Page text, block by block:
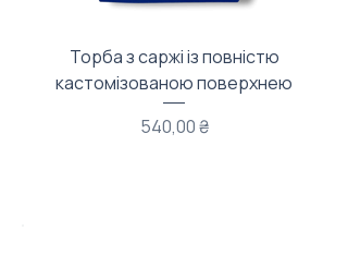
Торба з саржі із повністю
кастомізованою поверхнею
Ціна
540,00 ₴